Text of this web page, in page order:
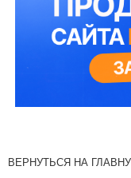
ВЕРНУТЬСЯ НА